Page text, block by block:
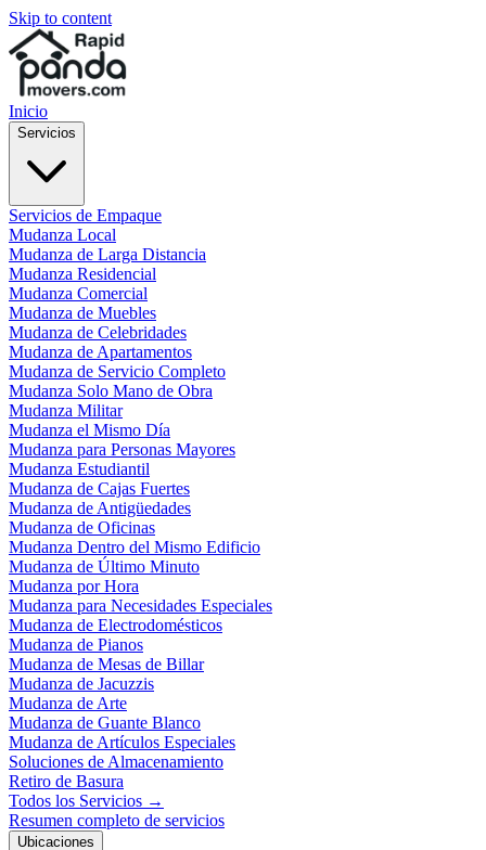
Skip to content
Inicio
Servicios
Servicios de Empaque
Mudanza Local
Mudanza de Larga Distancia
Mudanza Residencial
Mudanza Comercial
Mudanza de Muebles
Mudanza de Celebridades
Mudanza de Apartamentos
Mudanza de Servicio Completo
Mudanza Solo Mano de Obra
Mudanza Militar
Mudanza el Mismo Día
Mudanza para Personas Mayores
Mudanza Estudiantil
Mudanza de Cajas Fuertes
Mudanza de Antigüedades
Mudanza de Oficinas
Mudanza Dentro del Mismo Edificio
Mudanza de Último Minuto
Mudanza por Hora
Mudanza para Necesidades Especiales
Mudanza de Electrodomésticos
Mudanza de Pianos
Mudanza de Mesas de Billar
Mudanza de Jacuzzis
Mudanza de Arte
Mudanza de Guante Blanco
Mudanza de Artículos Especiales
Soluciones de Almacenamiento
Retiro de Basura
Todos los Servicios →
Resumen completo de servicios
Ubicaciones